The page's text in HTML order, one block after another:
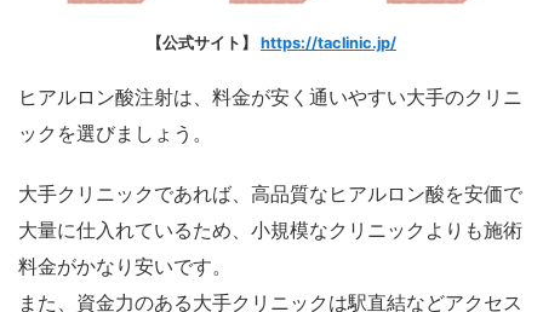
【公式サイト】 https://taclinic.jp/
ヒアルロン酸注射は、料金が安く通いやすい大手のクリニ
ックを選びましょう。
大手クリニックであれば、高品質なヒアルロン酸を安価で
大量に仕入れているため、小規模なクリニックよりも施術
料金がかなり安いです。
また、資金力のある大手クリニックは駅直結などアクセス